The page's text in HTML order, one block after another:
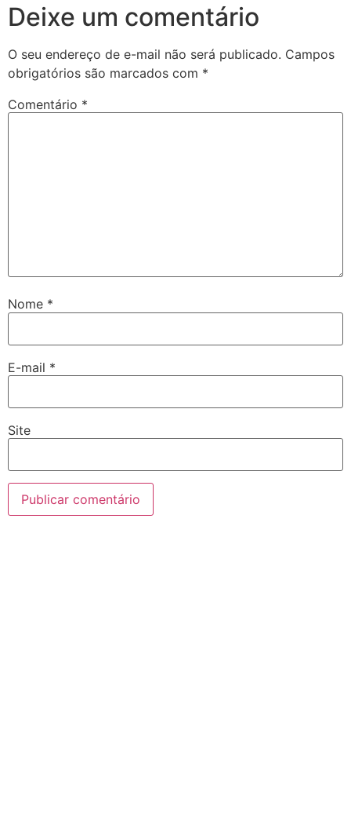
Deixe um comentário
O seu endereço de e-mail não será publicado. Campos
obrigatórios são marcados com *
Comentário *
Nome *
E-mail *
Site